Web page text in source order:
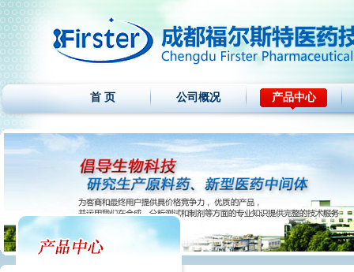
首 页 公司概况 产品中心